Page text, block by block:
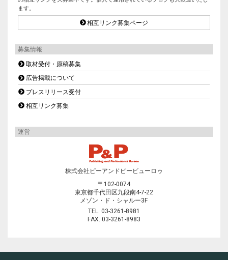
ます。
相互リンク募集ページ
募集情報
取材受付・原稿募集
広告掲載について
プレスリリース受付
相互リンク募集
運営
株式会社ピーアンドピービューロゥ
〒102-0074
東京都千代田区九段南4-7-22
メゾン・ド・シャルー3F
TEL. 03-3261-8981
FAX. 03-3261-8983